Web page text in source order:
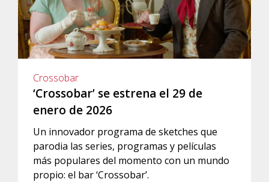
Crossobar
‘Crossobar’ se estrena el 29 de
enero de 2026
Un innovador programa de sketches que
parodia las series, programas y películas
más populares del momento con un mundo
propio: el bar ‘Crossobar’.